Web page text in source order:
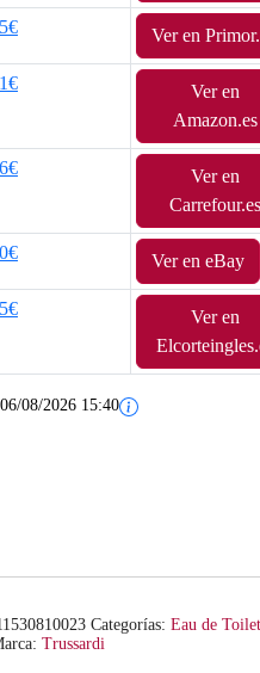
Ver en
Ver en
Amazon.es
Ver en
Carrefour.es
Ver en eBay
Ver en
06/08/2026 15:40
Categorías: Eau de
Trussardi